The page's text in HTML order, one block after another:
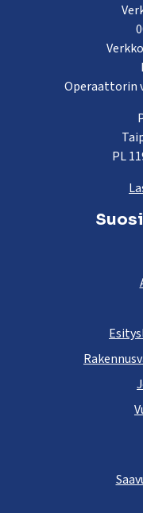
Operaattorin
PL